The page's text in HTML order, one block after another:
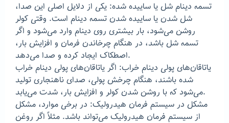
تسمه دینام شل یا ساییده شده: یکی از دلایل اصلی این صدا،
شل شدن یا ساییده شدن تسمه دینام است. وقتی کولر
روشن می‌شود، بار بیشتری روی دینام وارد می‌شود و اگر
تسمه شل باشد، در هنگام چرخاندن فرمان و افزایش بار،
اصطکاک ایجاد کرده و صدا می‌دهد.
یاتاقان‌های پولی دینام خراب: اگر یاتاقان‌های پولی دینام خراب
شده باشند، هنگام چرخش پولی، صدای ناهنجاری تولید
می‌شود که با روشن شدن کولر و افزایش بار، شدت می‌یابد.
مشکل در سیستم فرمان هیدرولیک: در برخی موارد، مشکل
از سیستم فرمان هیدرولیک می‌تواند باشد. مثلاً اگر روغن